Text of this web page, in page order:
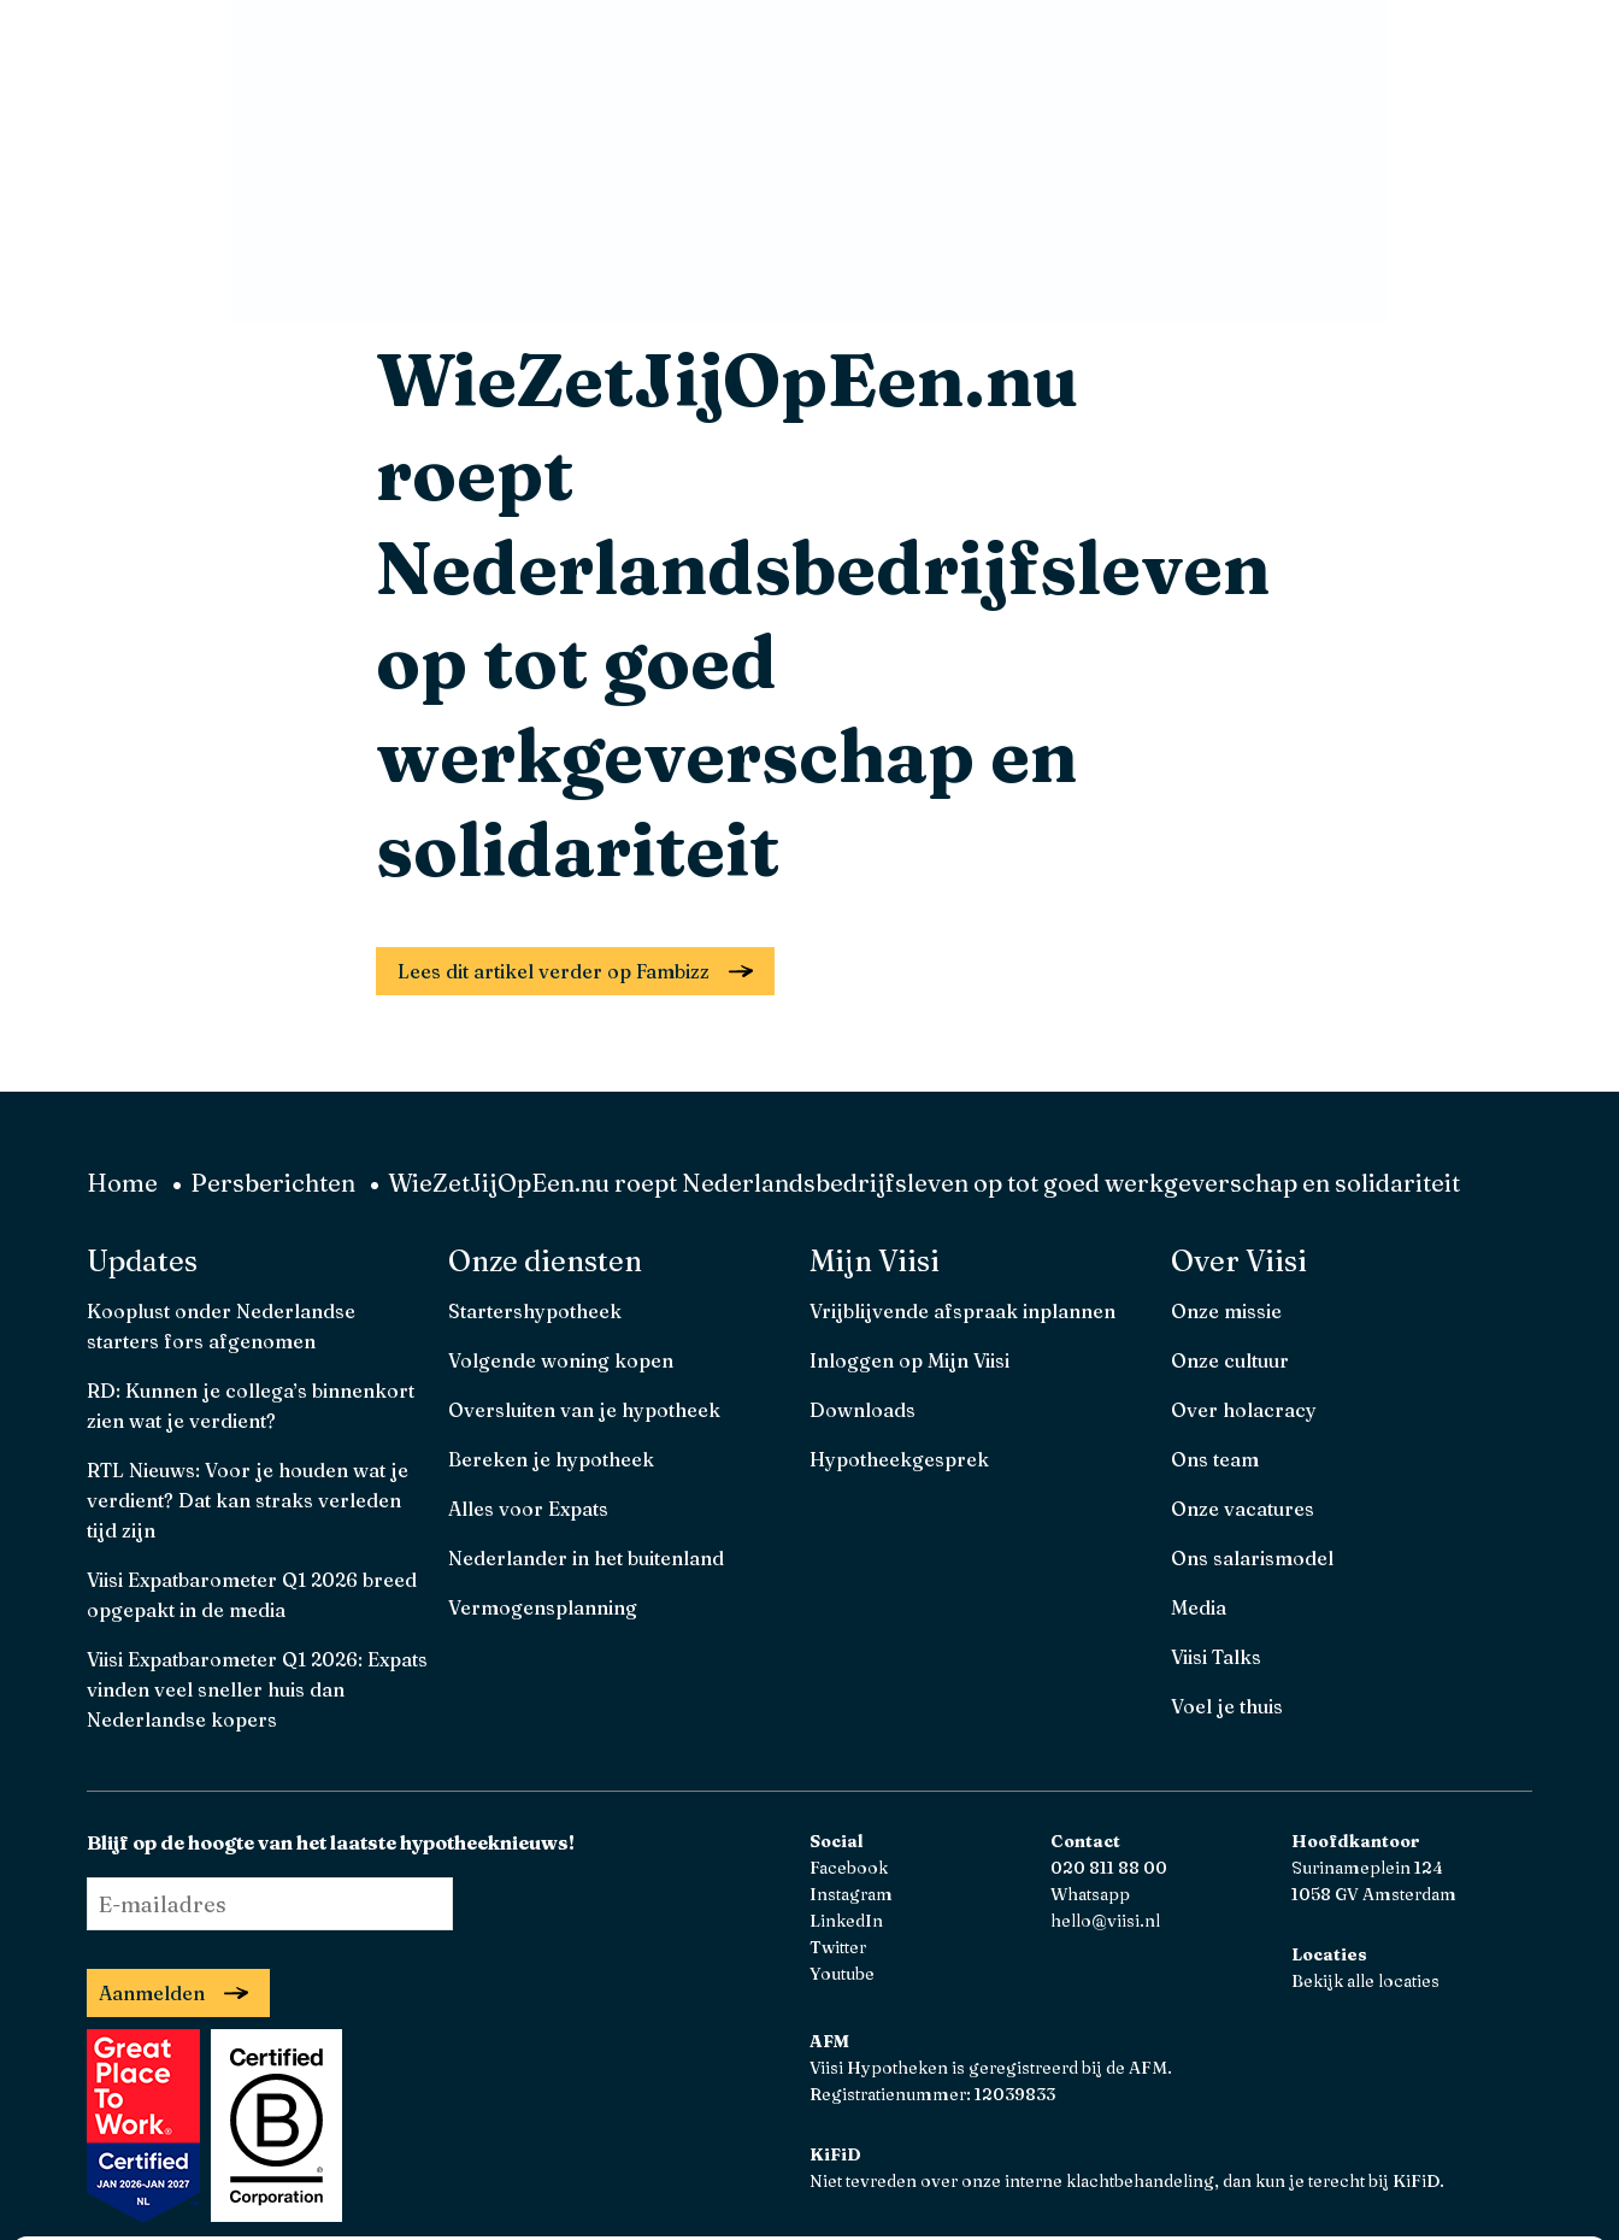
WieZetJijOpEen.nu
roept
Nederlandsbedrijfsleven
op tot goed
werkgeverschap en
solidariteit
Lees dit artikel verder op Fambizz
Home Persberichten WieZetJijOpEen.nu roept Nederlandsbedrijfsleven op tot goed werkgeverschap en solidariteit
Updates
Kooplust onder Nederlandse
starters fors afgenomen
RD: Kunnen je collega’s binnenkort
zien wat je verdient?
RTL Nieuws: Voor je houden wat je
verdient? Dat kan straks verleden
tijd zijn
Viisi Expatbarometer Q1 2026 breed
opgepakt in de media
Viisi Expatbarometer Q1 2026: Expats
vinden veel sneller huis dan
Nederlandse kopers
Onze diensten
Startershypotheek
Volgende woning kopen
Oversluiten van je hypotheek
Bereken je hypotheek
Alles voor Expats
Nederlander in het buitenland
Vermogensplanning
Mijn Viisi
Vrijblijvende afspraak inplannen
Inloggen op Mijn Viisi
Downloads
Hypotheekgesprek
Over Viisi
Onze missie
Onze cultuur
Over holacracy
Ons team
Onze vacatures
Ons salarismodel
Media
Viisi Talks
Voel je thuis
Blijf op de hoogte van het laatste hypotheeknieuws!
E-
mailadres *
Aanmelden
Social
Facebook
Instagram
LinkedIn
Twitter
Youtube
Contact
020 811 88 00
Whatsapp
hello@viisi.nl
Hoofdkantoor
Surinameplein 124
1058 GV Amsterdam
Locaties
Bekijk alle locaties
AFM
Viisi Hypotheken is geregistreerd bij de AFM.
Registratienummer: 12039833
KiFiD
Niet tevreden over onze interne klachtbehandeling, dan kun je terecht bij KiFiD.